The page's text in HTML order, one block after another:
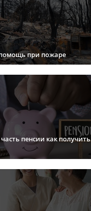
при пожаре
пенсии как получить